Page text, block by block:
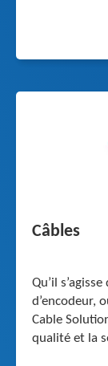
Câbles
Qu’il
d’encodeur,
Cable
qualité et la